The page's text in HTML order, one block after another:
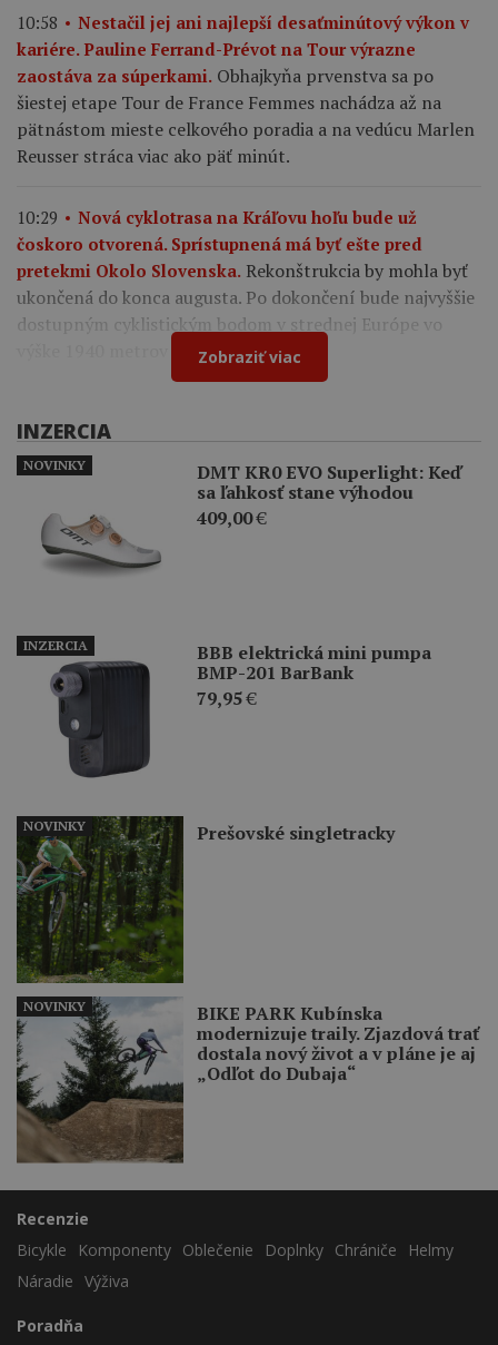
10:58
Nestačil jej ani najlepší desaťminútový výkon v
kariére. Pauline Ferrand-Prévot na Tour výrazne
zaostáva za súperkami. Obhajkyňa prvenstva sa po
šiestej etape Tour de France Femmes nachádza až na
pätnástom mieste celkového poradia a na vedúcu Marlen
Reusser stráca viac ako päť minút.
10:29
Nová cyklotrasa na Kráľovu hoľu bude už
čoskoro otvorená. Sprístupnená má byť ešte pred
pretekmi Okolo Slovenska. Rekonštrukcia by mohla byť
ukončená do konca augusta. Po dokončení bude najvyššie
dostupným cyklistickým bodom v strednej Európe vo
výške 1940 metrov nad morom.
Zobraziť viac
INZERCIA
DMT KR0 EVO Superlight: Keď
sa ľahkosť stane výhodou
409,00€
NOVINKY
BBB elektrická mini pumpa
BMP-201 BarBank
79,95€
INZERCIA
Prešovské singletracky
NOVINKY
BIKE PARK Kubínska
modernizuje traily. Zjazdová trať
dostala nový život a v pláne je aj
„Odľot do Dubaja“
NOVINKY
Recenzie
Bicykle
Komponenty Oblečenie Doplnky Chrániče
Helmy
Náradie Výživa
Poradňa